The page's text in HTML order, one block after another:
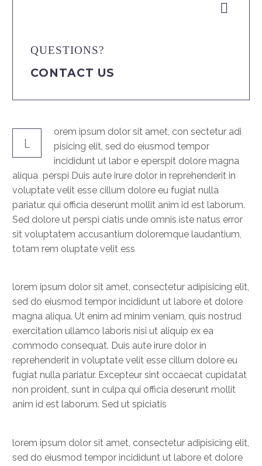


QUESTIONS?
CONTACT US
L
orem ipsum dolor sit amet, con sectetur adi
pisicing elit, sed do eiusmod tempor
incididunt ut labor e eperspit dolore magna
aliqua perspi Duis aute irure dolor in reprehenderit in
voluptate velit esse cillum dolore eu fugiat nulla
pariatur. qui officia deserunt mollit anim id est laborum.
Sed dolore ut perspi ciatis unde omnis iste natus error
sit voluptatem accusantium doloremque laudantium,
totam rem oluptate velit ess
lorem ipsum dolor sit amet, consectetur adipisicing elit,
sed do eiusmod tempor incididunt ut labore et dolore
magna aliqua. Ut enim ad minim veniam, quis nostrud
exercitation ullamco laboris nisi ut aliquip ex ea
commodo consequat. Duis aute irure dolor in
reprehenderit in voluptate velit esse cillum dolore eu
fugiat nulla pariatur. Excepteur sint occaecat cupidatat
non proident, sunt in culpa qui officia deserunt mollit
anim id est laborum. Sed ut spiciatis
lorem ipsum dolor sit amet, consectetur adipisicing elit,
sed do eiusmod tempor incididunt ut labore et dolore